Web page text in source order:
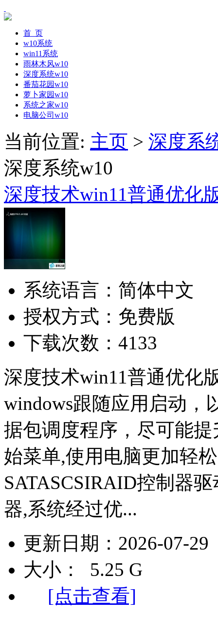
首 页
w10系统
win11系统
雨林木风w10
深度系统w10
番茄花园w10
萝卜家园w10
系统之家w10
电脑公司w10
当前位置: 主页 > 深度系
深度系统w10
深度技术win11普通优化
系统语言：简体中文
授权方式：免费版
下载次数：4133
深度技术win11普通优化
windows跟随应用启动，
据包调度程序，尽可能
始菜单,使用电脑更加轻
SATASCSIRAID控制器
器,系统经过优...
更新日期：2026-07-29
大小： 5.25 G
[点击查看]